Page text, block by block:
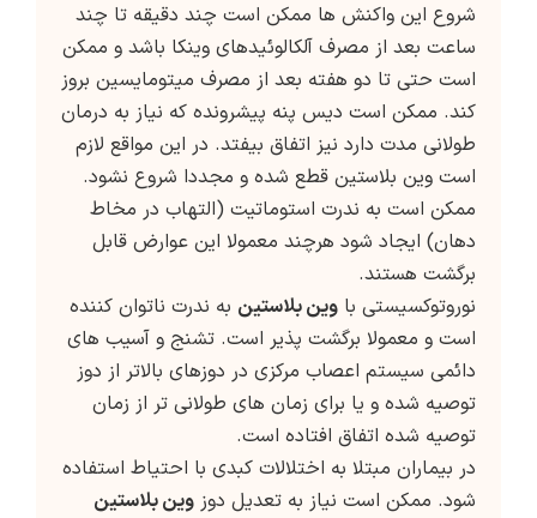
شروع این واکنش ها ممکن است چند دقیقه تا چند
ساعت بعد از مصرف آلکالوئیدهای وینکا باشد و ممکن
است حتی تا دو هفته بعد از مصرف میتومایسین بروز
کند. ممکن است دیس پنه پیشرونده که نیاز به درمان
طولانی مدت دارد نیز اتفاق بیفتد. در این مواقع لازم
است وین بلاستین قطع شده و مجددا شروع نشود.
ممکن است به ندرت استوماتیت (التهاب در مخاط
دهان) ایجاد شود هرچند معمولا این عوارض قابل
برگشت هستند.
نوروتوکسیستی با وین بلاستین به ندرت ناتوان کننده
است و معمولا برگشت پذیر است. تشنج و آسیب های
دائمی سیستم اعصاب مرکزی در دوزهای بالاتر از دوز
توصیه شده و یا برای زمان های طولانی تر از زمان
توصیه شده اتفاق افتاده است.
در بیماران مبتلا به اختلالات کبدی با احتیاط استفاده
شود. ممکن است نیاز به تعدیل دوز وین بلاستین